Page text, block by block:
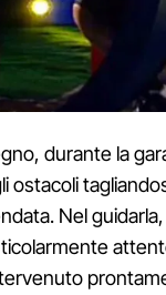
durante la
ostacoli
Nel